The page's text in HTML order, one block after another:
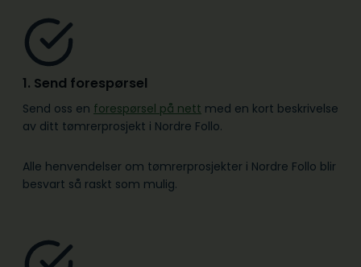
1. Send forespørsel
Send oss en forespørsel på nett med en kort beskrivelse
av ditt tømrerprosjekt i Nordre Follo.
Alle henvendelser om tømrerprosjekter i Nordre Follo blir
besvart så raskt som mulig.